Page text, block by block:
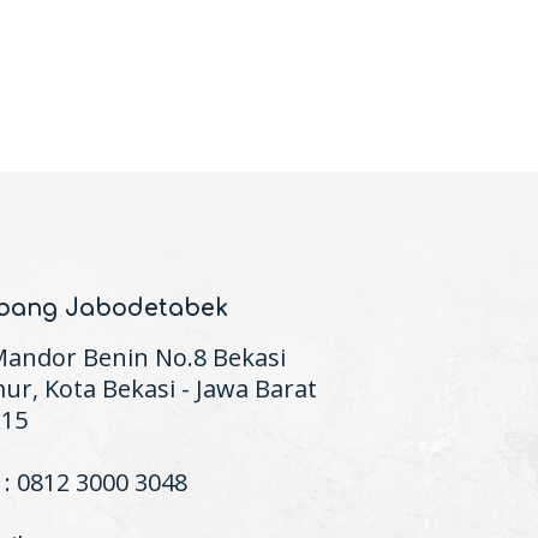
Jabodetabek
Benin No.8 Bekasi
Kota Bekasi - Jawa Barat
0812 3000 3048